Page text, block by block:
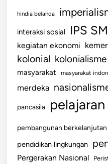
hindia belanda
interaksi sosial IPS
kegiatan ekonomi
kolonial kolonialisme
masyarakat masyarakat
merdeka
pancasila
pembangunan berkelanjutan
pendidikan lingkungan
Pergerakan Nasional